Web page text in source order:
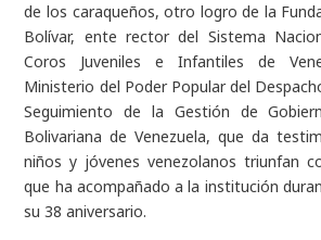
de los caraqueños, otro logro de la
Bolívar, ente rector del Sistema
Coros Juveniles e Infantiles de
Ministerio del Poder Popular del
Seguimiento de la Gestión de
Bolivariana de Venezuela, que da
niños y jóvenes venezolanos triunfan
que ha acompañado a la institución
su 38 aniversario.